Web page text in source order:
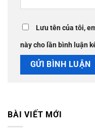
BÀI VIẾT MỚI
Lưu tên của tôi,
này cho lần bình luận